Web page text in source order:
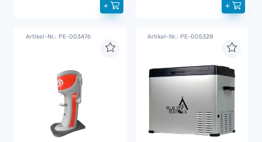
+ +
Artikel-Nr.: PE-003476 Artikel-Nr.: PE-005328